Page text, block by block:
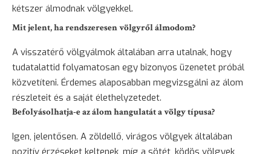
kétszer álmodnak völgyekkel.
Mit jelent, ha rendszeresen völgyről álmodom?
A visszatérő völgyálmok általában arra utalnak, hogy
tudatalattid folyamatosan egy bizonyos üzenetet próbál
közvetíteni. Érdemes alaposabban megvizsgálni az álom
részleteit és a saját élethelyzetedet.
Befolyásolhatja-e az álom hangulatát a völgy típusa?
Igen, jelentősen. A zöldellő, virágos völgyek általában
pozitív érzéseket keltenek, míg a sötét, ködös völgyek